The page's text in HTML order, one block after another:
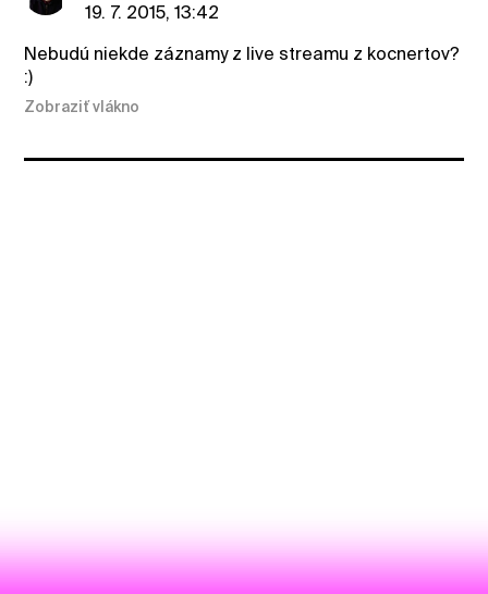
19. 7. 2015, 13:42
Nebudú niekde záznamy z live streamu z kocnertov?
:)
Zobraziť vlákno